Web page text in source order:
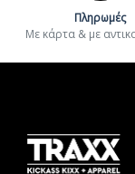
Πληρωμές
Με κάρτα & με